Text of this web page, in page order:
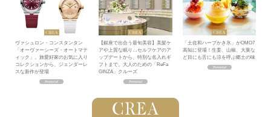
ヴァシュロン・コンスタンタン
「オーヴァーシーズ・オートマテ
ィック」。旅愛好家のお気に入り
コレクションから、ジェンダーレ
スな新作が登場
【銀座で出合う最旬美容】美髪ケ
アや上質な眠り…セルフケアのア
ップデートから、特別な名入れギ
フトまで。大人のための「ReFa
GINZA」クルーズ
「土佐和ハーブかき氷」がOMO7
高知に登場！生姜、山椒、大葉な
ど目にも舌にも涼を呼ぶ郷土の味